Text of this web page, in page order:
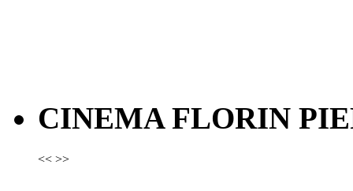
CINEMA FLORIN
<< >>